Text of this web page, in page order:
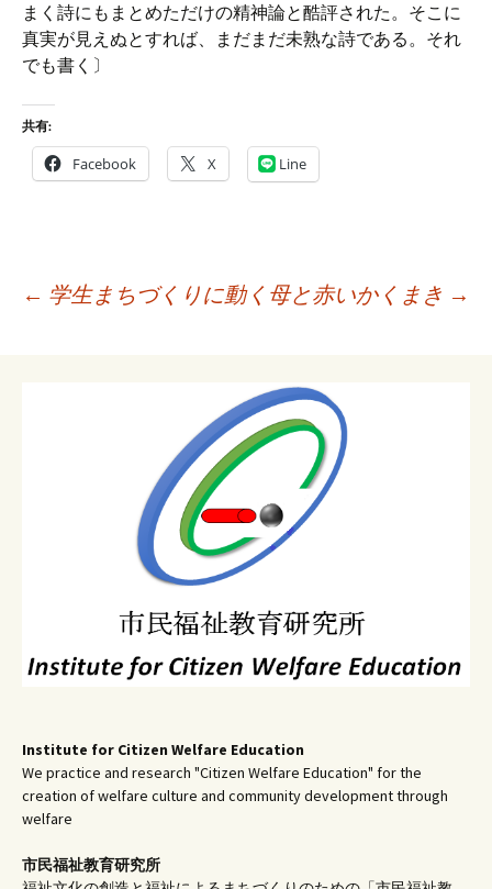
まく詩にもまとめただけの精神論と酷評された。そこに
真実が見えぬとすれば、まだまだ未熟な詩である。それ
でも書く〕
共有:
Facebook X Line
← 学生まちづくりに動く 母と赤いかくまき →
Institute for Citizen Welfare Education
We practice and research "Citizen Welfare Education" for the
creation of welfare culture and community development through
welfare
市民福祉教育研究所